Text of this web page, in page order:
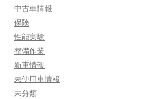
中古車情報
保険
性能実験
整備作業
新車情報
未使用車情報
未分類